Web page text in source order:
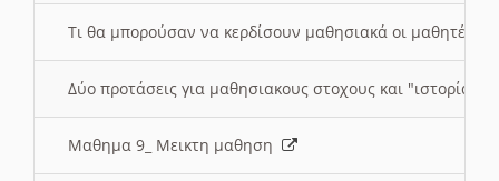
Τι θα μπορούσαν να κερδίσουν μαθησιακά οι μαθητές/
Δύο προτάσεις για μαθησιακους στοχους και "ιστορία"
Μαθημα 9_ Μεικτη μαθηση